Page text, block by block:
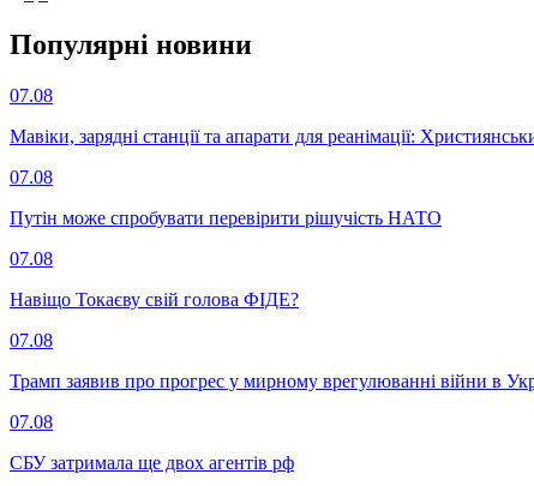
Популярнi новини
07.08
Мавіки, зарядні станції та апарати для реанімації:
07.08
Путін може спробувати перевірити рішучість НАТО
07.08
Навіщо Токаєву свій голова ФІДЕ?
07.08
Трамп заявив про прогрес у мирному врегулюванні війни в
07.08
СБУ затримала ще двох агентів рф